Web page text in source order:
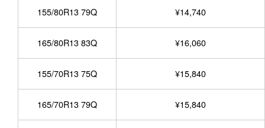
155/80R13 79Q ¥14,740
165/80R13 83Q ¥16,060
155/70R13 75Q ¥15,840
165/70R13 79Q ¥15,840